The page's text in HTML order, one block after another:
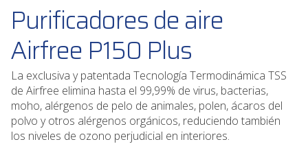
Purificadores de aire
Airfree P150 Plus
La exclusiva y patentada Tecnología Termodinámica TSS
de Airfree elimina hasta el 99,99% de virus, bacterias,
moho, alérgenos de pelo de animales, polen, ácaros del
polvo y otros alérgenos orgánicos, reduciendo también
los niveles de ozono perjudicial en interiores.